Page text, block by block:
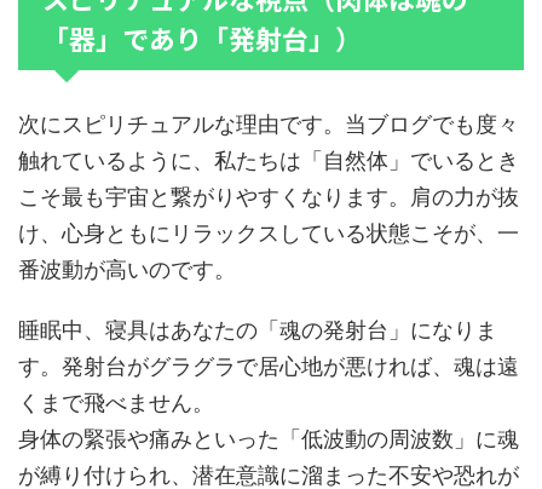
「器」であり「発射台」）
次にスピリチュアルな理由です。当ブログでも度々
触れているように、私たちは「自然体」でいるとき
こそ最も宇宙と繋がりやすくなります。肩の力が抜
け、心身ともにリラックスしている状態こそが、一
番波動が高いのです。
睡眠中、寝具はあなたの「魂の発射台」になりま
す。発射台がグラグラで居心地が悪ければ、魂は遠
くまで飛べません。
身体の緊張や痛みといった「低波動の周波数」に魂
が縛り付けられ、潜在意識に溜まった不安や恐れが